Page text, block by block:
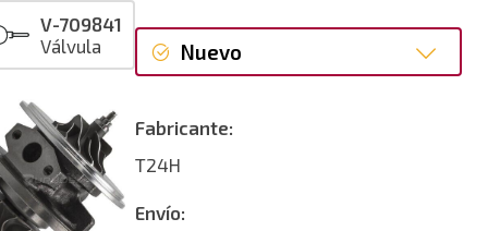
Nuevo
Fabricante:
T24H
Envío:
V-709841
Válvula